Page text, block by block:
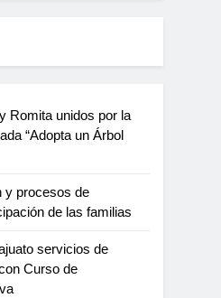
Romita unidos por la
“Adopta un Árbol
y procesos de
de las familias
servicios de
Curso de